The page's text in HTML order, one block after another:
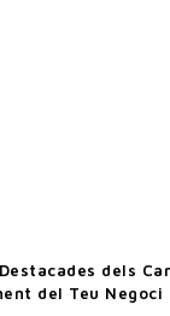
dels
del Teu Negoci